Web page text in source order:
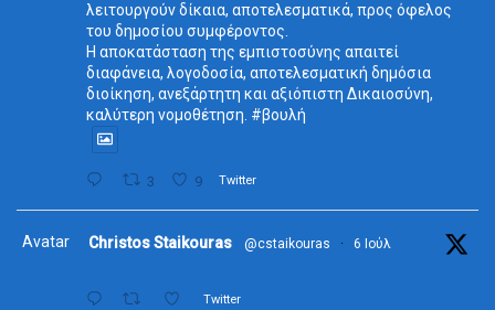
λειτουργούν δίκαια, αποτελεσματικά, προς όφελος
του δημοσίου συμφέροντος.
Η αποκατάσταση της εμπιστοσύνης απαιτεί
διαφάνεια, λογοδοσία, αποτελεσματική δημόσια
διοίκηση, ανεξάρτητη και αξιόπιστη Δικαιοσύνη,
καλύτερη νομοθέτηση. #βουλή
3 9 Twitter
Avatar Christos Staikouras @cstaikouras · 6 Ιούλ
Twitter